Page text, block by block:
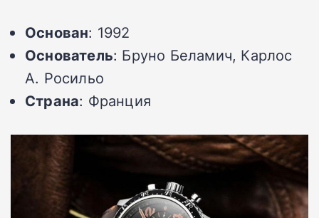
Основан: 1992
Основатель: Бруно Беламич, Карлос
А. Росильо
Страна: Франция